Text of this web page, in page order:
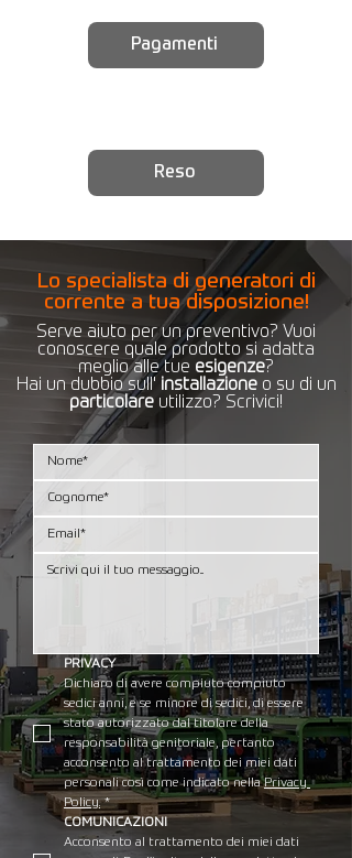
Pagamenti
Reso
Lo specialista di generatori di
corrente a tua disposizione!
Serve aiuto per un preventivo? Vuoi
conoscere quale prodotto si adatta
meglio alle tue esigenze?​
Hai un dubbio sull' installazioneo su di un
particolare utilizzo? Scrivici!
PRIVACY
Dichiaro di avere compiuto compiuto
sedici anni, e se minore di sedici, di essere
stato autorizzato dal titolare della
responsabilità genitoriale, pertanto
acconsento al trattamento dei miei dati
personali così come indicato nella Privacy
Policy. *
COMUNICAZIONI
Acconsento al trattamento dei miei dati